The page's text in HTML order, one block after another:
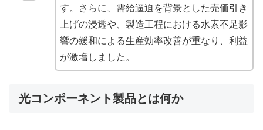
す。さらに、需給逼迫を背景とした売価引き
上げの浸透や、製造工程における水素不足影
響の緩和による生産効率改善が重なり、利益
が激増しました。
光コンポーネント製品とは何か